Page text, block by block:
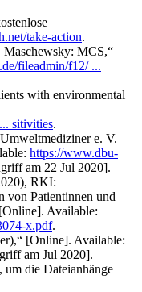
take-action.
MCS,“
fileadmin/f12/ ...
with environmental
sitivities.
e. V.
https://www.dbu-
am 22 Jul 2020].
RKI:
von Patientinnen und
Available:
x.pdf.
[Online]. Available:
am Jul 2020].
um die Dateianhänge